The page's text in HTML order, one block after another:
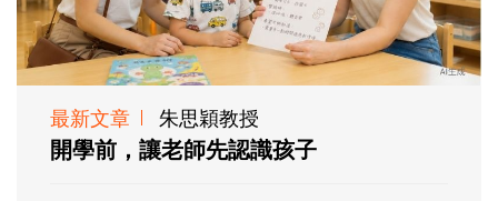
最新文章 朱思穎教授
開學前，讓老師先認識孩子